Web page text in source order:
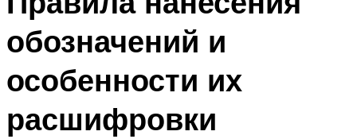
обозначений и
особенности их
расшифровки